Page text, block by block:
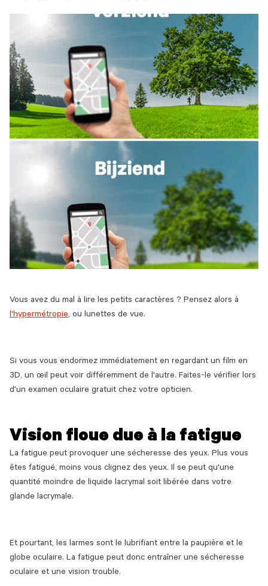
Vous avez du mal à lire les petits caractères ? Pensez alors à
l'hypermétropie, ou lunettes de vue.
Si vous vous endormez immédiatement en regardant un film en
3D, un œil peut voir différemment de l'autre. Faites-le vérifier lors
d'un examen oculaire gratuit chez votre opticien.
Vision floue due à la fatigue
La fatigue peut provoquer une sécheresse des yeux. Plus vous
êtes fatigué, moins vous clignez des yeux. Il se peut qu'une
quantité moindre de liquide lacrymal soit libérée dans votre
glande lacrymale.
Et pourtant, les larmes sont le lubrifiant entre la paupière et le
globe oculaire. La fatigue peut donc entraîner une sécheresse
oculaire et une vision trouble.